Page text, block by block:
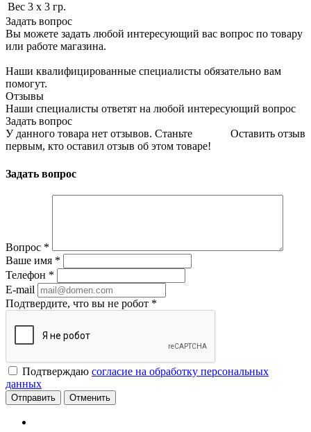
Вес 3 x 3 гр.
Задать вопрос
Вы можете задать любой интересующий вас вопрос по товару
или работе магазина.
Наши квалифицированные специалисты обязательно вам
помогут.
Отзывы
Наши специалисты ответят на любой интересующий вопрос
Задать вопрос
Оставить отзыв
У данного товара нет отзывов. Станьте
первым, кто оставил отзыв об этом товаре!
Задать вопрос
Вопрос *
Ваше имя *
Телефон *
E-mail
Подтвердите, что вы не робот *
Подтверждаю согласие на обработку персональных
данных
Отменить